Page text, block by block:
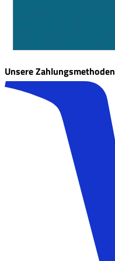
Unsere Zahlungsmethoden